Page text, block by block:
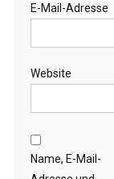
E-Mail-Adresse
Website
Name, E-Mail-